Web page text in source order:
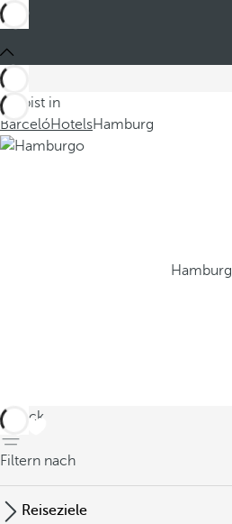
Du bist in
BarcelóHotelsHamburg
Hamburg
zurück
Filtern nach
Reiseziele